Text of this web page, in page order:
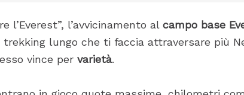
l’Everest”, l’avvicinamento alcampo base
lungo che ti faccia attraversare più
vince pervarietà.